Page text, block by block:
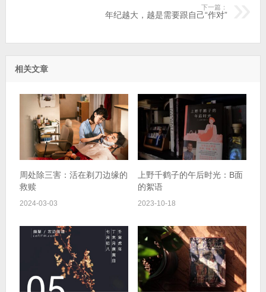
下一篇：
年纪越大，越是需要跟自己“作对”
相关文章
周处除三害：活在剃刀边缘的
救赎
2024-03-03
上野千鹤子的午后时光：B面
的絮语
2023-10-18